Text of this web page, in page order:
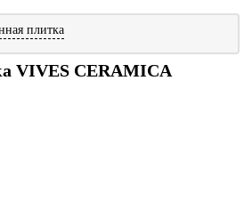
плитка
VIVES CERAMICA